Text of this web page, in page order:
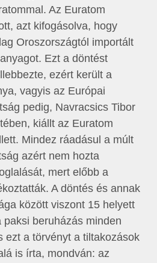
Az Euratom
azt kifogásolva, hogy
Oroszországtól importált
Ezt a döntést
ezért került a
vagyis az Európai
pedig, Navracsics Tibor
kiállt az Euratom
Mindez ráadásul a múlt
azért nem hozta
mert előbb a
A döntés és annak
között viszont 15 helyett
beruházás minden
ezt a törvényt a tiltakozások
is írta, mondván: az